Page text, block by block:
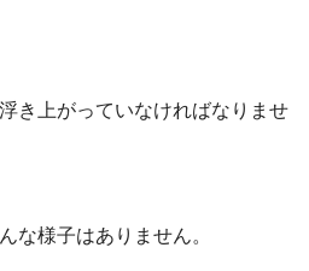
き上がっていなければなりませ
な様子はありません。